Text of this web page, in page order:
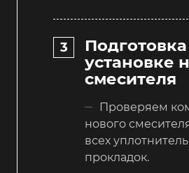
установке
смесителя
Проверяем
нового
всех
прокладок.